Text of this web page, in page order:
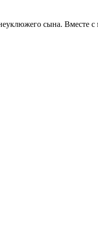
сына. Вместе с